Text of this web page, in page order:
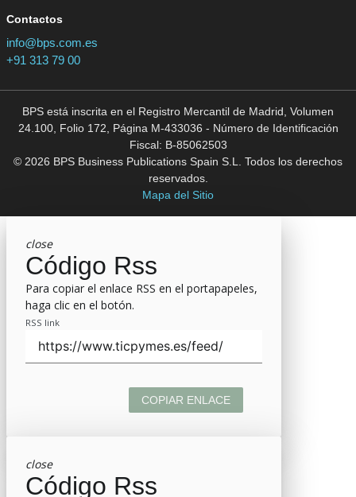
Contactos
info@bps.com.es
+91 313 79 00
BPS está inscrita en el Registro Mercantil de Madrid, Volumen
24.100, Folio 172, Página M-433036 - Número de Identificación
Fiscal: B-85062503
© 2026 BPS Business Publications Spain S.L. Todos los derechos
reservados.
Mapa del Sitio
close
Código Rss
Para copiar el enlace RSS en el portapapeles,
haga clic en el botón.
RSS link
COPIAR ENLACE
close
Código Rss